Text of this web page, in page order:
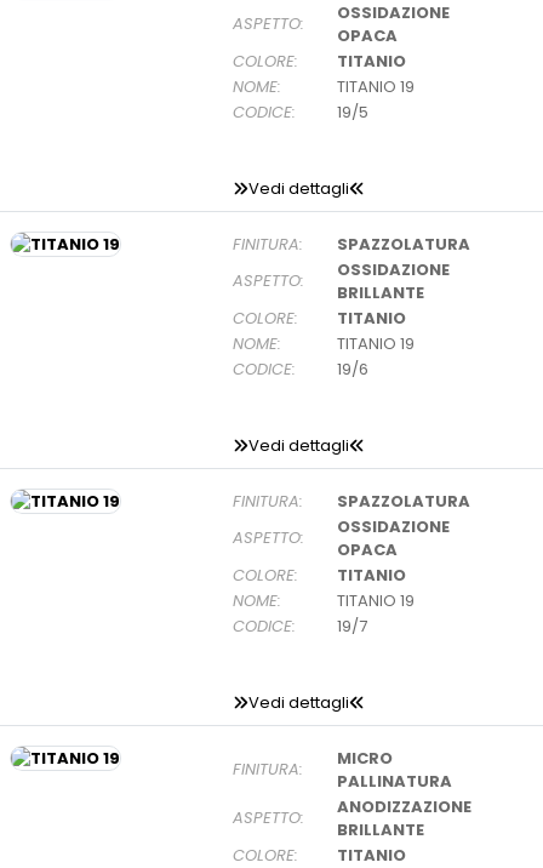
ASPETTO:
OSSIDAZIONE
OPACA
COLORE:
TITANIO
NOME:
TITANIO 19
CODICE:
19/5
Vedi dettagli
FINITURA:
SPAZZOLATURA
ASPETTO:
OSSIDAZIONE
BRILLANTE
COLORE:
TITANIO
NOME:
TITANIO 19
CODICE:
19/6
Vedi dettagli
FINITURA:
SPAZZOLATURA
ASPETTO:
OSSIDAZIONE
OPACA
COLORE:
TITANIO
NOME:
TITANIO 19
CODICE:
19/7
Vedi dettagli
FINITURA:
MICRO
PALLINATURA
ASPETTO:
ANODIZZAZIONE
BRILLANTE
COLORE:
TITANIO